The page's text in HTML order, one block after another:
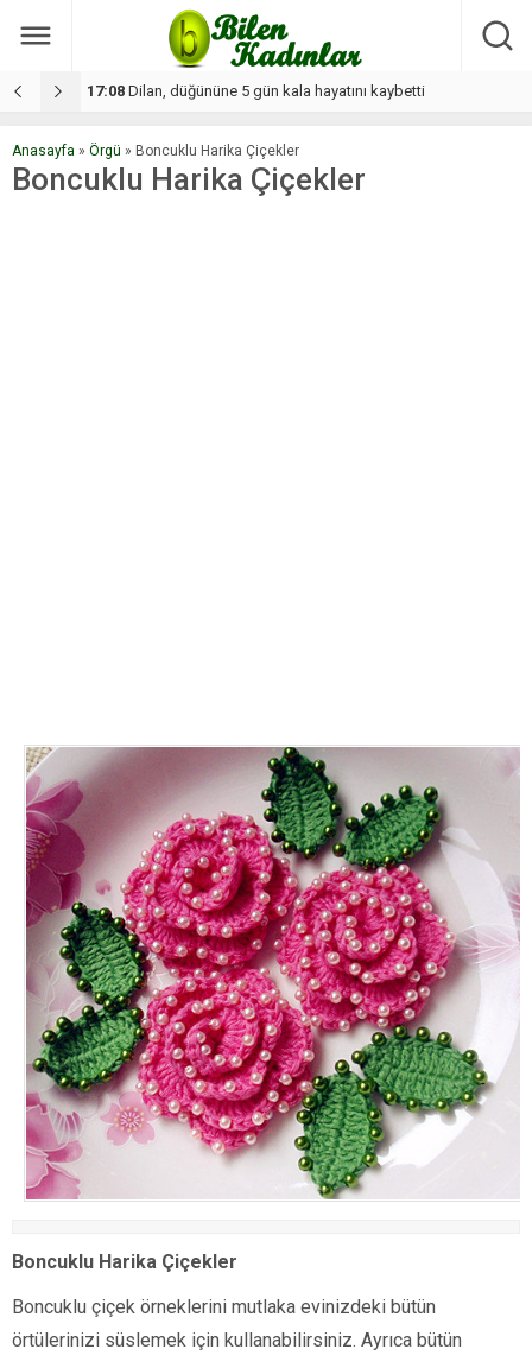
17:08 Dilan, düğününe 5 gün kala hayatını kaybetti
Anasayfa » Örgü » Boncuklu Harika Çiçekler
Boncuklu Harika Çiçekler
Boncuklu Harika Çiçekler
Boncuklu çiçek örneklerini mutlaka evinizdeki bütün
örtülerinizi süslemek için kullanabilirsiniz. Ayrıca bütün